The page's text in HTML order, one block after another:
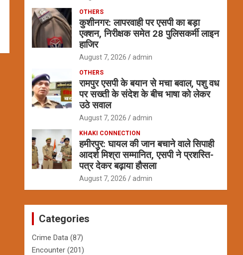
OTHERS
कुशीनगर: लापरवाही पर एसपी का बड़ा
एक्शन, निरीक्षक समेत 28 पुलिसकर्मी लाइन
हाजिर
August 7, 2026 admin
OTHERS
रामपुर एसपी के बयान से मचा बवाल, पशु वध
पर सख्ती के संदेश के बीच भाषा को लेकर
उठे सवाल
August 7, 2026 admin
KHAKI CONNECTION
हमीरपुर: घायल की जान बचाने वाले सिपाही
आदर्श मिश्रा सम्मानित, एसपी ने प्रशस्ति-
पत्र देकर बढ़ाया हौसला
August 7, 2026 admin
Categories
Crime Data (87)
Encounter (201)